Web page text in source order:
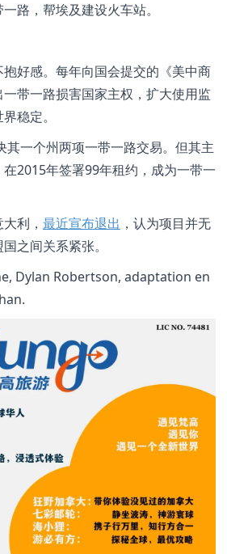
路，帮埃及建设火车站。
好感。每年向国会提交的《美中商
带一路损害国家主权，扩大使用监
稳定。
其一个州两项一带一路交易。但其主
2015年签署99年租约，成为一带一
利， 最近宣布退出 ，认为项目并无
之间关系紧张。
Dylan Robertson, adaptation en